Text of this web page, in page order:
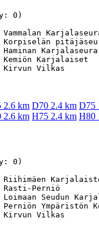
0)
Karjalaiset
2.6 km D70 2.4 km D75
2.6 km H75 2.4 km H80
0)
Perniö
Seudun
Ympäristön